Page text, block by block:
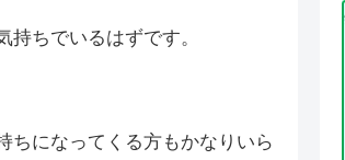
ちでいるはずです。
ちになってくる方もかなりいら